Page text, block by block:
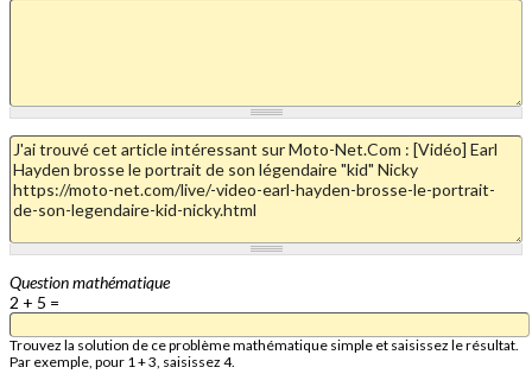
Question mathématique
2 + 5 =
Trouvez la solution de ce problème mathématique simple et saisissez le résultat.
Par exemple, pour 1 + 3, saisissez 4.